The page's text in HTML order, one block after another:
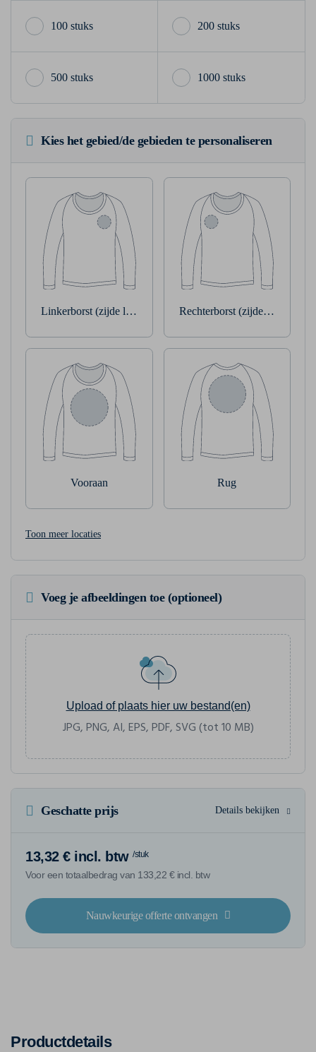
100 stuks 200 stuks
500 stuks 1000 stuks
Kies het gebied/de gebieden te personaliseren
Linkerborst (zijde linkerarm) Rechterborst (zijde
Vooraan Rug
Toon meer locaties
Voeg je afbeeldingen toe (optioneel)
Upload of plaats hier uw bestand(en)
JPG, PNG, AI, EPS, PDF, SVG (tot 10 MB)
Geschatte prijs Details bekijken
13,32 € incl. btw /stuk
Voor een totaalbedrag van 133,22 € incl. btw
Nauwkeurige offerte ontvangen
Productdetails